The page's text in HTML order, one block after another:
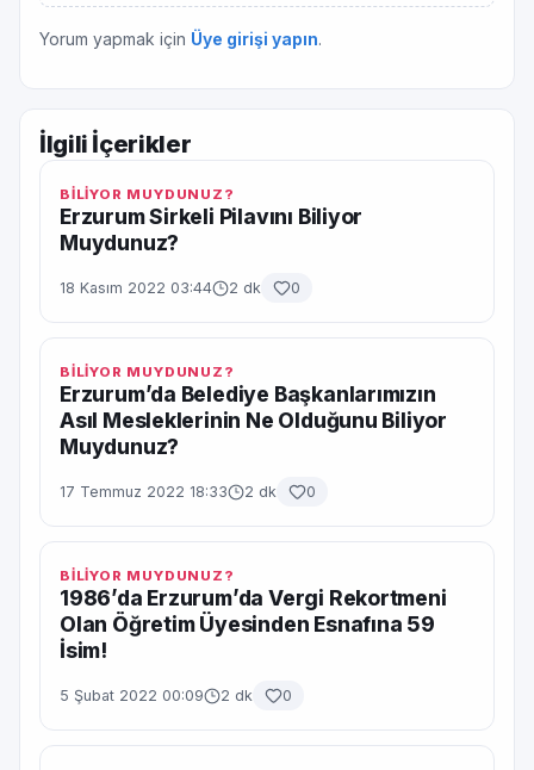
Yorum yapmak için Üye girişi yapın.
İlgili İçerikler
BİLİYOR MUYDUNUZ?
Erzurum Sirkeli Pilavını Biliyor
Muydunuz?
18 Kasım 2022 03:44 2 dk 0
BİLİYOR MUYDUNUZ?
Erzurum’da Belediye Başkanlarımızın
Asıl Mesleklerinin Ne Olduğunu Biliyor
Muydunuz?
17 Temmuz 2022 18:33 2 dk 0
BİLİYOR MUYDUNUZ?
1986’da Erzurum’da Vergi Rekortmeni
Olan Öğretim Üyesinden Esnafına 59
İsim!
5 Şubat 2022 00:09 2 dk 0